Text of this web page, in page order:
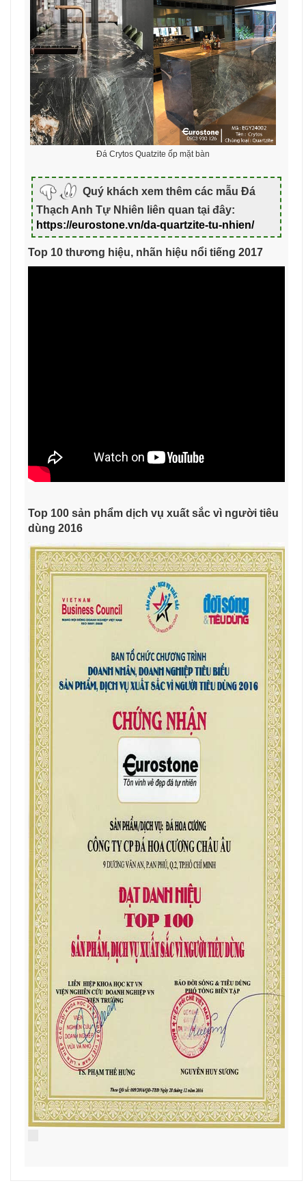
Đá Crytos Quatzite ốp mặt bàn
Quý khách xem thêm các mẫu Đá
Thạch Anh Tự Nhiên liên quan tại đây:
https://eurostone.vn/da-quartzite-tu-nhien/
Top 10 thương hiệu, nhãn hiệu nổi tiếng 2017
Top 100 sản phẩm dịch vụ xuất sắc vì người tiêu
dùng 2016